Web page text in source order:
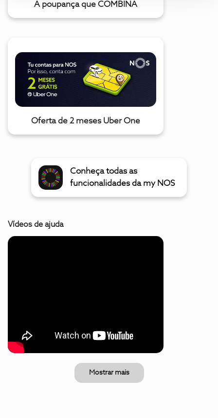
A poupança que COMBINA
Oferta de 2 meses Uber One
Conheça todas as
funcionalidades da my NOS
Vídeos de ajuda
Mostrar mais